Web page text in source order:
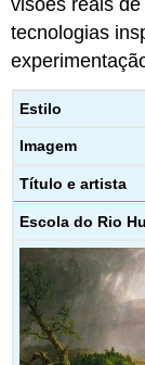
tecnologias
Estilo
Imagem
Título e artista
Escola do Rio